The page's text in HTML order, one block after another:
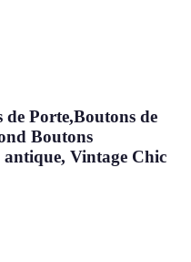
Porte,Boutons de
Boutons
Vintage Chic